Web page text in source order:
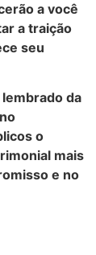
a você
a traição
seu
da
o
mais
e no